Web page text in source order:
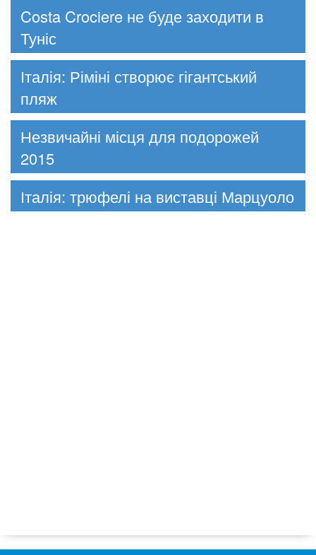
Costa Crociere не буде заходити в
Туніс
Італія: Ріміні створює гігантський
пляж
Незвичайні місця для подорожей
2015
Італія: трюфелі на виставці Марцуоло